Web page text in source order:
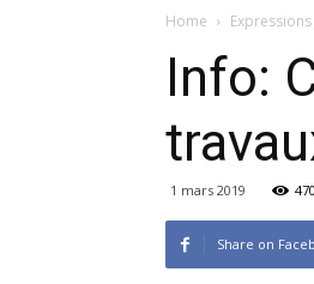
Home Expressions
Info:
1 mars 2019
Share on